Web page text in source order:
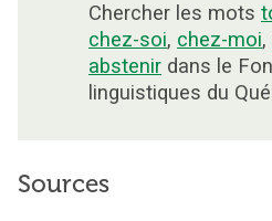
Chercher les mots
chez-soi, chez-moi,
abstenir dans le
linguistiques du
Sources